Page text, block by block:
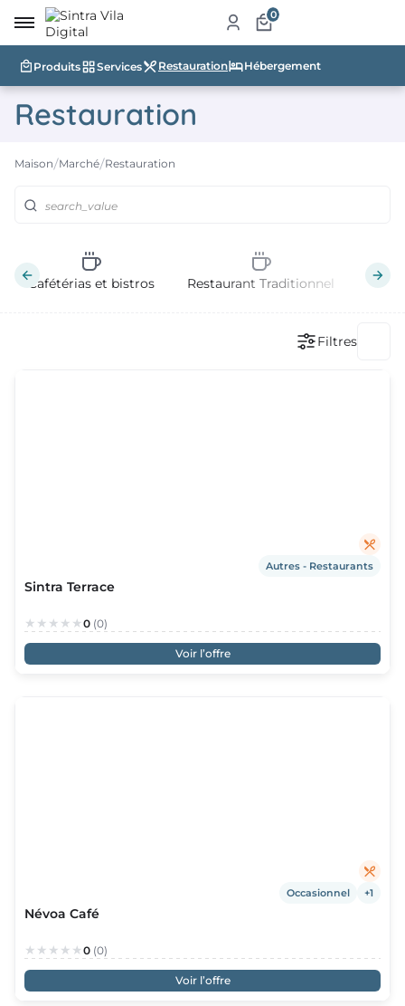
0
Produits Services Restauration Hébergement
Restauration
Maison Marché Restauration
Cafétérias et bistros Restaurant Traditionnel
Filtres
Autres - Restaurants
Sintra Terrace
0 (0)
Voir l’offre
Occasionnel +1
Névoa Café
0 (0)
Voir l’offre